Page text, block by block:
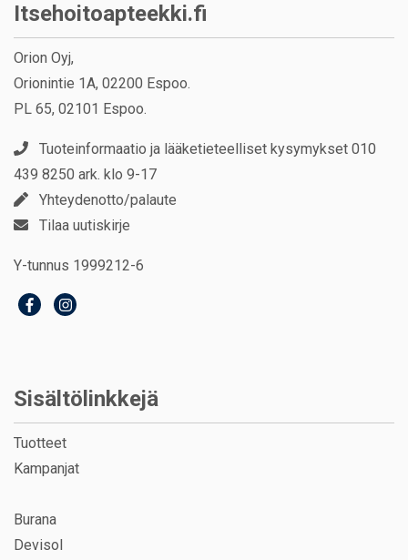
Itsehoitoapteekki.fi
Orion Oyj,
Orionintie 1A, 02200 Espoo.
PL 65, 02101 Espoo.
Tuoteinformaatio ja lääketieteelliset kysymykset 010
439 8250 ark. klo 9-17
Yhteydenotto/palaute
Tilaa uutiskirje
Y-tunnus 1999212-6
Sisältölinkkejä
Tuotteet
Kampanjat
Burana
Devisol